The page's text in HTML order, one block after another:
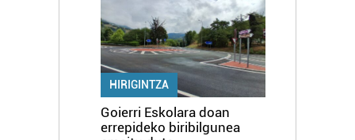
HIRIGINTZA
Goierri Eskolara doan
errepideko biribilgunea